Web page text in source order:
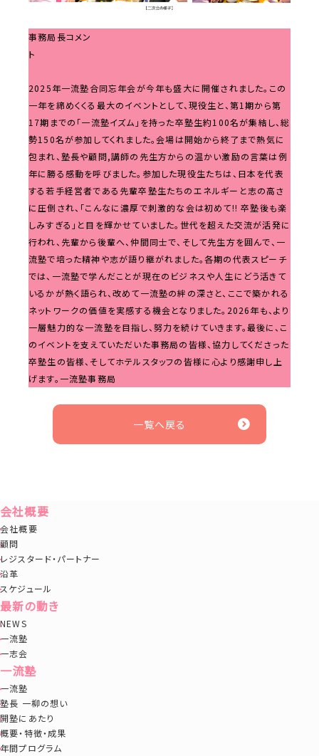
事務局長コメン
ト
2025年一流塾合同忘年会が今年も盛大に開催されました。この
一年を締めくくる最大のイベントとして、現役生と、第1期から第
17期までの「一流塾イズム」を持った卒塾生約100名が集結し、総
勢150名が参加してくれました。会場は開始から終了まで熱気に
包まれ、塾長や顧問,講師の先生方からの温かい激励の言葉は例
年に勝る感動を呼びました。参加した現役生たちは、日本を代表
する若手経営者である先輩卒塾生たちのエネルギーと志の高さ
に圧倒され、「こんなに濃厚で刺激的な会は初めて!! 卒塾後も楽
しみすぎる」と目を輝かせていました。世代を超えた交流が活発に
行われ、先輩から後輩へ、仲間同士で、そして先生方を囲んで、一
流塾で培った精神や志が語り継がれました。各期の代表スピーチ
では、一流塾で学んだことが現在のビジネスや人生にどう活きて
いるかが熱く語られ、改めて一流塾の絆の深さと、ここで築かれる
ネットワークの価値を実感する機会となりました。2026年も、より
一層魅力的な一流塾を目指し、努力を続けていきます。最後に、こ
のイベントを支えていただいた事務局の皆様、協力してくださった
卒塾生の皆様、そしてホテルスタッフの皆様に心より感謝申し上
げます。一流塾事務局
一覧へ戻る
会社概要
会社概要
顧問
レジスタード・パートナー
沿革
スケジュール
最新の動き
NEWS
一流塾
一志会
一流塾
一流塾
塾長 一柳の想い
開塾にあたり
概要・特徴・成果
年間プログラム